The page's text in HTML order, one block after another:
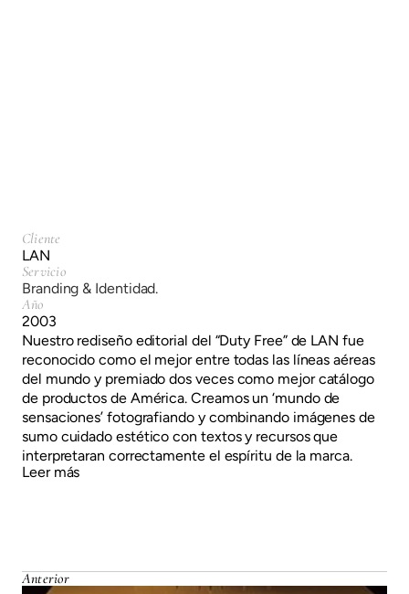
Cliente
LAN
Servicio
Branding & Identidad.
Año
2003
Nuestro rediseño editorial del “Duty Free” de LAN fue
reconocido como el mejor entre todas las líneas aéreas
del mundo y premiado dos veces como mejor catálogo
de productos de América. Creamos un ‘mundo de
sensaciones’ fotografiando y combinando imágenes de
sumo cuidado estético con textos y recursos que
interpretaran correctamente el espíritu de la marca.
Leer más
Anterior